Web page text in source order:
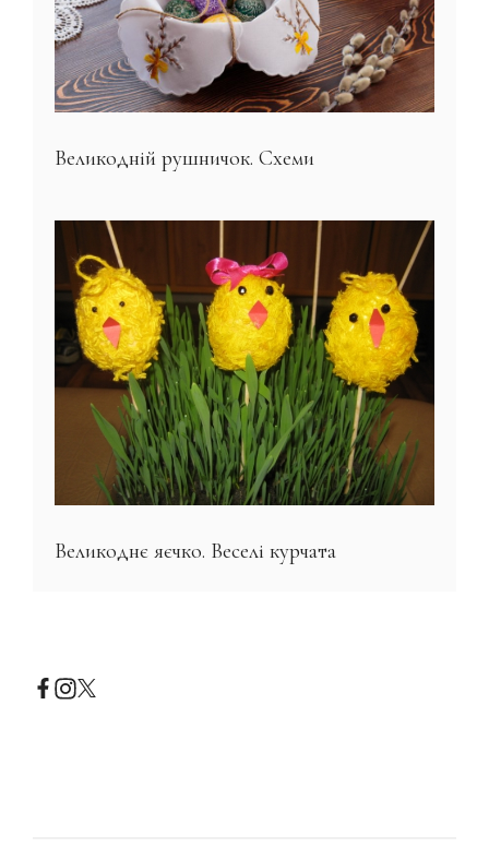
Великодній рушничок. Схеми
Великоднє яєчко. Веселі курчата